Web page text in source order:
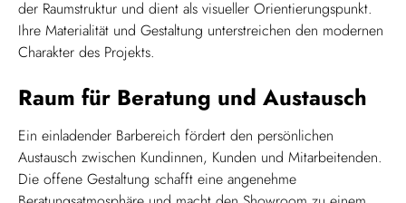
der Raumstruktur und dient als visueller Orientierungspunkt.
Ihre Materialität und Gestaltung unterstreichen den modernen
Charakter des Projekts.
Raum für Beratung und Austausch
Ein einladender Barbereich fördert den persönlichen
Austausch zwischen Kundinnen, Kunden und Mitarbeitenden.
Die offene Gestaltung schafft eine angenehme